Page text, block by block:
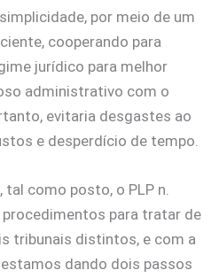
por meio de um
cooperando para
jurídico para melhor
administrativo com o
evitaria desgastes ao
e desperdício de tempo.
como posto, o PLP n.
para tratar de
tribunais distintos, e com a
dando dois passos